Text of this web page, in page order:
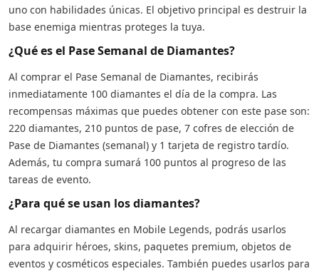
uno con habilidades únicas. El objetivo principal es destruir la
base enemiga mientras proteges la tuya.
¿Qué es el Pase Semanal de Diamantes?
Al comprar el Pase Semanal de Diamantes, recibirás
inmediatamente 100 diamantes el día de la compra. Las
recompensas máximas que puedes obtener con este pase son:
220 diamantes, 210 puntos de pase, 7 cofres de elección de
Pase de Diamantes (semanal) y 1 tarjeta de registro tardío.
Además, tu compra sumará 100 puntos al progreso de las
tareas de evento.
¿Para qué se usan los diamantes?
Al recargar diamantes en Mobile Legends, podrás usarlos
para adquirir héroes, skins, paquetes premium, objetos de
eventos y cosméticos especiales. También puedes usarlos para